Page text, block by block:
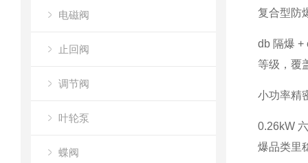
电磁阀
止回阀
调节阀
叶轮泵
蝶阀
复合型防
db 隔爆 +
等级，覆
小功率精
0.26kW
爆品类里